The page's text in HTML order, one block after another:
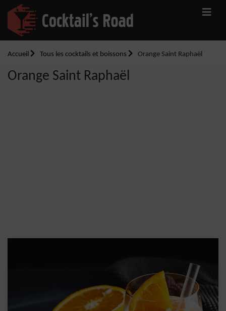
Accueil Tous les cocktails et boissons Orange Saint Raphaël
Orange Saint Raphaël